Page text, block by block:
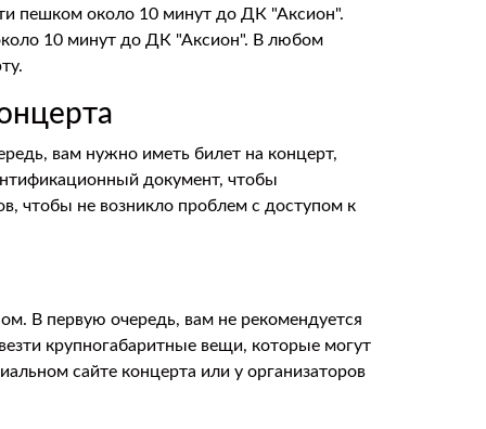
пешком около 10 минут до ДК "Аксион".
10 минут до ДК "Аксион". В любом
вам нужно иметь билет на концерт,
документ, чтобы
чтобы не возникло проблем с доступом к
В первую очередь, вам не рекомендуется
крупногабаритные вещи, которые могут
сайте концерта или у организаторов